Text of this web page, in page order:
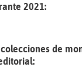
2021:
de